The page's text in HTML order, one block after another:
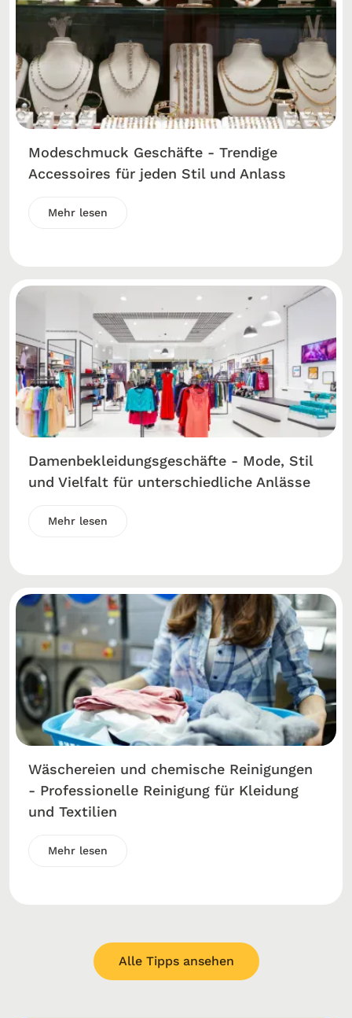
Modeschmuck Geschäfte - Trendige
Accessoires für jeden Stil und Anlass
Mehr lesen
Damenbekleidungsgeschäfte - Mode, Stil
und Vielfalt für unterschiedliche Anlässe
Mehr lesen
Wäschereien und chemische Reinigungen
- Professionelle Reinigung für Kleidung
und Textilien
Mehr lesen
Alle Tipps ansehen